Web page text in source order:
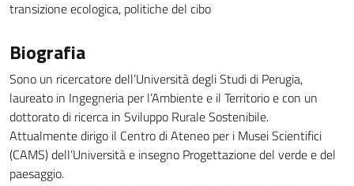
transizione ecologica, politiche del cibo
Biografia
Sono un ricercatore dell’Università degli Studi di Perugia,
laureato in Ingegneria per l’Ambiente e il Territorio e con un
dottorato di ricerca in Sviluppo Rurale Sostenibile.
Attualmente dirigo il Centro di Ateneo per i Musei Scientifici
(CAMS) dell’Università e insegno Progettazione del verde e del
paesaggio.